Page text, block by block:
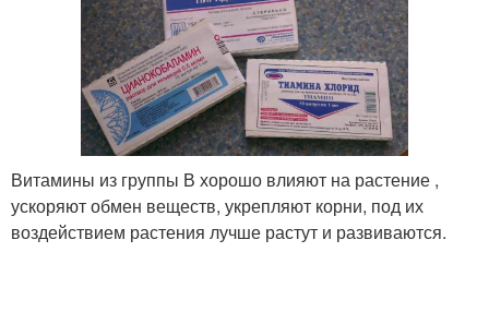
Витамины из группы В хорошо влияют на растение ,
ускоряют обмен веществ, укрепляют корни, под их
воздействием растения лучше растут и развиваются.